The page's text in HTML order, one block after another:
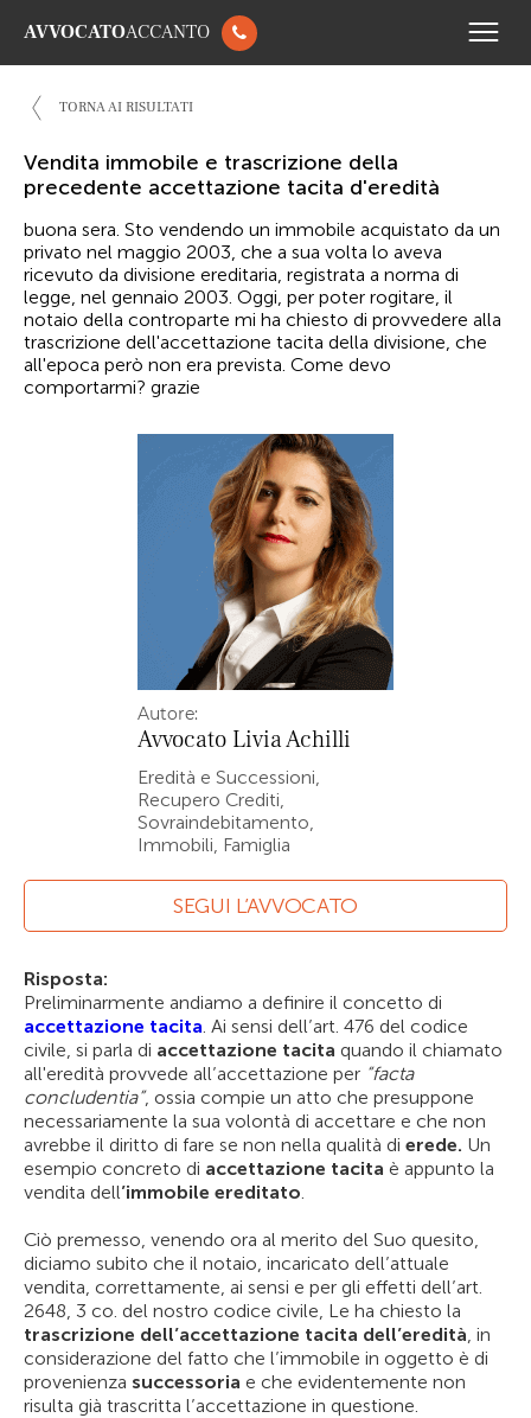
AVVOCATOACCANTO
TORNA AI RISULTATI
Vendita immobile e trascrizione della
precedente accettazione tacita d'eredità
buona sera. Sto vendendo un immobile acquistato da un
privato nel maggio 2003, che a sua volta lo aveva
ricevuto da divisione ereditaria, registrata a norma di
legge, nel gennaio 2003. Oggi, per poter rogitare, il
notaio della controparte mi ha chiesto di provvedere alla
trascrizione dell'accettazione tacita della divisione, che
all'epoca però non era prevista. Come devo
comportarmi? grazie
Autore:
Avvocato Livia Achilli
Eredità e Successioni,
Recupero Crediti,
Sovraindebitamento,
Immobili, Famiglia
SEGUI L’AVVOCATO
Risposta:
Preliminarmente andiamo a definire il concetto di
accettazione tacita. Ai sensi dell’art. 476 del codice
civile, si parla di accettazione tacita quando il chiamato
all'eredità provvede all’accettazione per “facta
concludentia”, ossia compie un atto che presuppone
necessariamente la sua volontà di accettare e che non
avrebbe il diritto di fare se non nella qualità di erede. Un
esempio concreto di accettazione tacita è appunto la
vendita dell’immobile ereditato.
Ciò premesso, venendo ora al merito del Suo quesito,
diciamo subito che il notaio, incaricato dell’attuale
vendita, correttamente, ai sensi e per gli effetti dell’art.
2648, 3 co. del nostro codice civile, Le ha chiesto la
trascrizione dell’accettazione tacita dell’eredità, in
considerazione del fatto che l’immobile in oggetto è di
provenienza successoria e che evidentemente non
risulta già trascritta l’accettazione in questione.